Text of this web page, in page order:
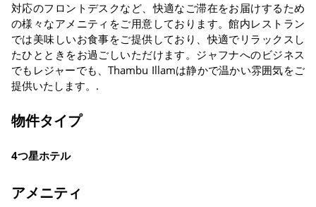
対応のフロントデスクなど、快適なご滞在をお届けするため
の様々なアメニティをご用意しております。館内レストラン
では美味しいお食事をご提供しており、快適でリラックスし
たひとときをお過ごしいただけます。ジャフナへのビジネス
でもレジャーでも、Thambu Illamは静かで温かい雰囲気をご
提供いたします。.
物件タイプ
4つ星ホテル
アメニティ